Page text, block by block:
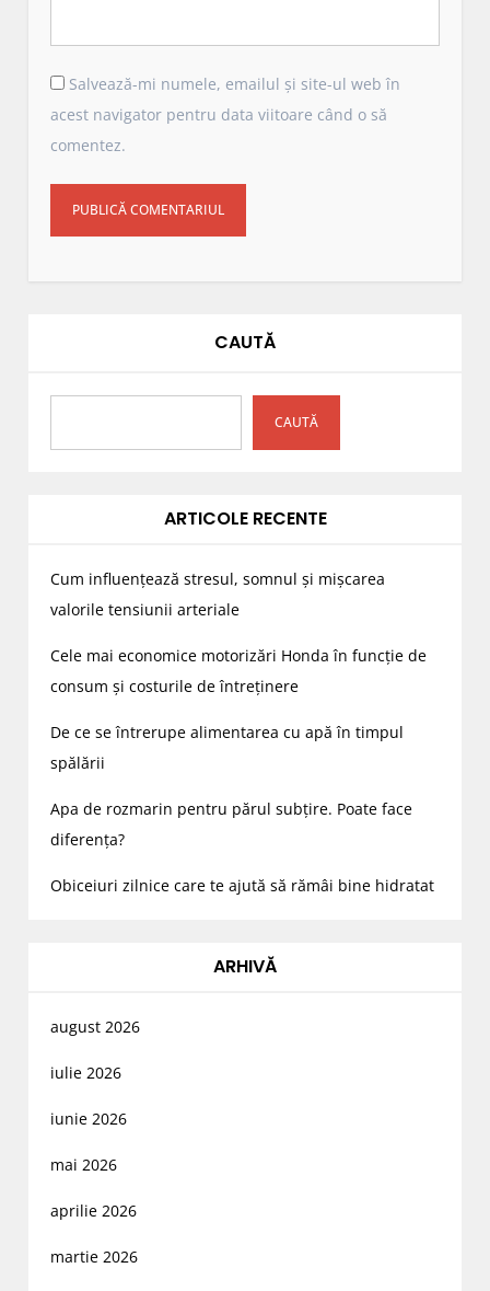
Salvează-mi numele, emailul și site-ul web în
acest navigator pentru data viitoare când o să
comentez.
CAUTĂ
CAUTĂ
ARTICOLE RECENTE
Cum influențează stresul, somnul și mișcarea
valorile tensiunii arteriale
Cele mai economice motorizări Honda în funcție de
consum și costurile de întreținere
De ce se întrerupe alimentarea cu apă în timpul
spălării
Apa de rozmarin pentru părul subțire. Poate face
diferența?
Obiceiuri zilnice care te ajută să rămâi bine hidratat
ARHIVĂ
august 2026
iulie 2026
iunie 2026
mai 2026
aprilie 2026
martie 2026